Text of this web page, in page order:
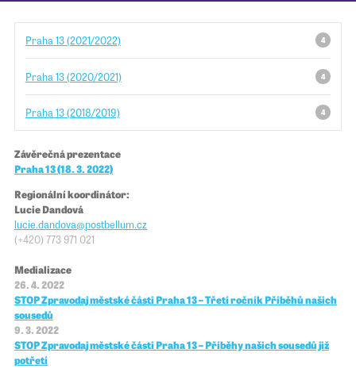
Příběhy našich sousedů
Praha 13 (2021/2022) 4
Praha 13 (2020/2021) 4
Praha 13 (2018/2019) 4
Závěrečná prezentace
Praha 13 (18. 3. 2022)
Regionální koordinátor:
Lucie Dandová
lucie.dandova@​​postbellum.cz
(+420) 773 971 021
Medializace
26. 4. 2022
STOP Zpravodaj městské části Praha 13 – Třetí ročník Příběhů našich
sousedů
9. 3. 2022
STOP Zpravodaj městské části Praha 13 – Příběhy našich sousedů již
potřetí